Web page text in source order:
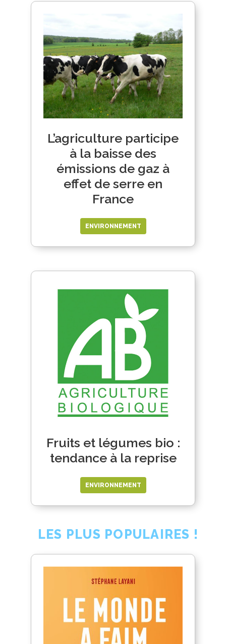
L’agriculture participe
à la baisse des
émissions de gaz à
effet de serre en
France
ENVIRONNEMENT
Fruits et légumes bio :
tendance à la reprise
ENVIRONNEMENT
LES PLUS POPULAIRES !